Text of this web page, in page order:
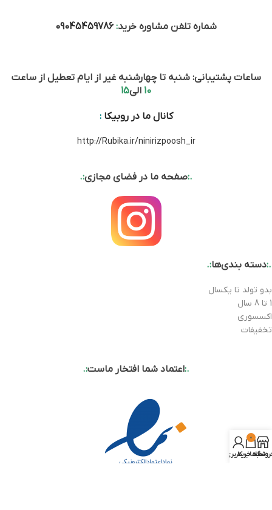
شماره تلفن مشاوره خرید:
09045459786
ساعات پشتیبانی: شنبه تا چهارشنبه غیر از ایام تعطیل از ساعت
10 الی15
کانال ما در روبیکا:
http://Rubika.ir/ninirizpoosh_ir
.:صفحه ما در فضای مجازی:.
.:دسته بندی‌ها:.
بدو تولد تا یکسال
1 تا 8 سال
اکسسوری
تخفیفات
.:اعتماد شما افتخار ماست:.
0
سبد خرید
حساب کاربری من